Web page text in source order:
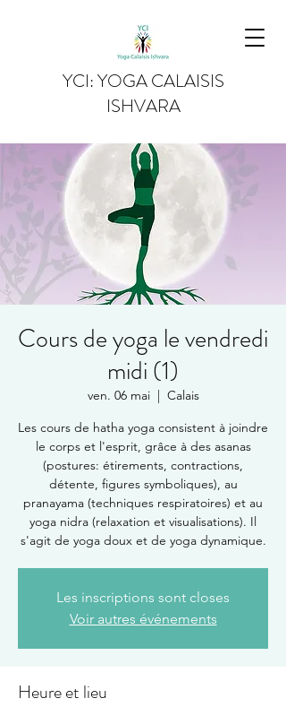
YCI: YOGA CALAISIS
ISHVARA
Cours de yoga le vendredi
midi (1)
ven. 06 mai
  |
Calais
Les cours de hatha yoga consistent à joindre
le corps et l'esprit, grâce à des asanas
(postures: étirements, contractions,
détente, figures symboliques), au
pranayama (techniques respiratoires) et au
yoga nidra (relaxation et visualisations). Il
s'agit de yoga doux et de yoga dynamique.
Les inscriptions sont closes
Voir autres événements
Heure et lieu